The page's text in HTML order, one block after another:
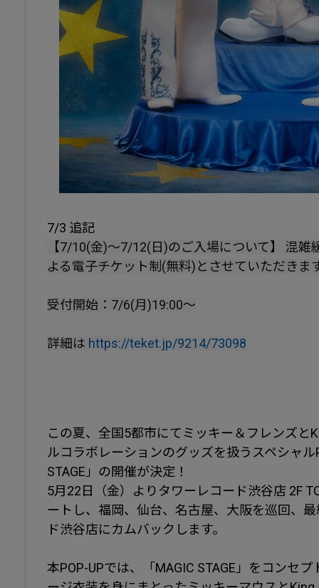
7/3 追記
【7/10(金)～7/12(日)のご入場について】 混
よる電子チケット制(無料)とさせていただきま
受付開始：7/6(月)19:00～
詳細は https://teket.jp/9214/73098
この夏、全国5都市にてミッキー＆フレンズと
ルコラボレーションのグッズを扱うスペシャル
STAGE」の開催が決定！
5月22日（金）よりタワーレコード渋谷店 2F
ートし、福岡、仙台、名古屋、大阪を巡回、
ド渋谷店にカムバックします。
本POP-UPでは、「MAGIC STAGE」をコンセ